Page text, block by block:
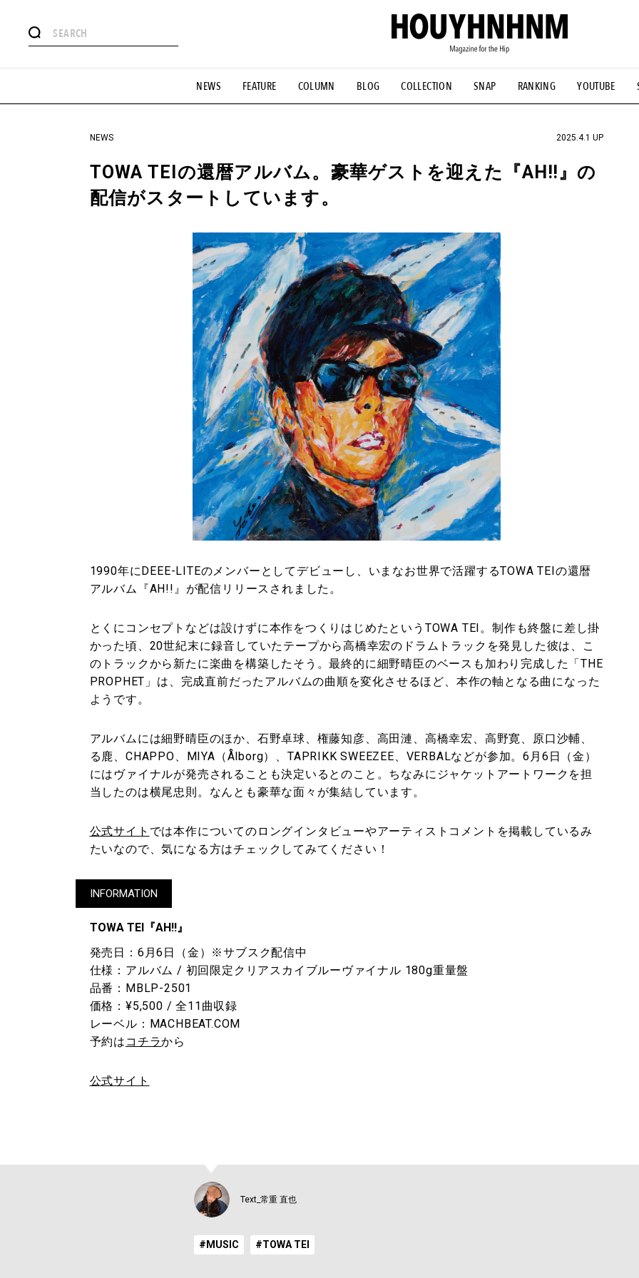
NEWS FEATURE COLUMN BLOG COLLECTION SNAP RANKING YOUTUBE
#憧れの逸品 #ESSENTIAL DESIGNS #古着サミット #NEW VINTAGE #マイナーグッド図鑑
#GH 銘品の所以 #フイナムのYouTube #Commune H #FOCUS IT #AH.H #ととけん #FASHION #MUSIC
#HANDSOME HANDBOOK
NEWS 2025.4.1 UP
TOWA TEIの還暦アルバム。豪華ゲストを迎えた『AH!!』の
配信がスタートしています。
1990年にDEEE-LITEのメンバーとしてデビューし、いまなお世界で活躍するTOWA TEIの還暦
アルバム『AH!!』が配信リリースされました。
とくにコンセプトなどは設けずに本作をつくりはじめたというTOWA TEI。制作も終盤に差し掛
かった頃、20世紀末に録音していたテープから高橋幸宏のドラムトラックを発見した彼は、こ
のトラックから新たに楽曲を構築したそう。最終的に細野晴臣のベースも加わり完成した「THE
PROPHET」は、完成直前だったアルバムの曲順を変化させるほど、本作の軸となる曲になった
ようです。
アルバムには細野晴臣のほか、石野卓球、権藤知彦、高田漣、高橋幸宏、高野寛、原口沙輔、
る鹿、CHAPPO、MIYA（Ålborg）、TAPRIKK SWEEZEE、VERBALなどが参加。6月6日（金）
にはヴァイナルが発売されることも決定いるとのこと。ちなみにジャケットアートワークを担
当したのは横尾忠則。なんとも豪華な面々が集結しています。
公式サイト では本作についてのロングインタビューやアーティストコメントを掲載しているみ
たいなので、気になる方はチェックしてみてください！
INFORMATION
TOWA TEI『AH!!』
発売日：6月6日（金）※サブスク配信中
仕様：アルバム / 初回限定クリアスカイブルーヴァイナル 180g重量盤
品番：MBLP-2501
価格：¥5,500 / 全11曲収録
レーベル：MACHBEAT.COM
予約は コチラから
公式サイト
Text_常重 直也
#MUSIC #TOWA TEI